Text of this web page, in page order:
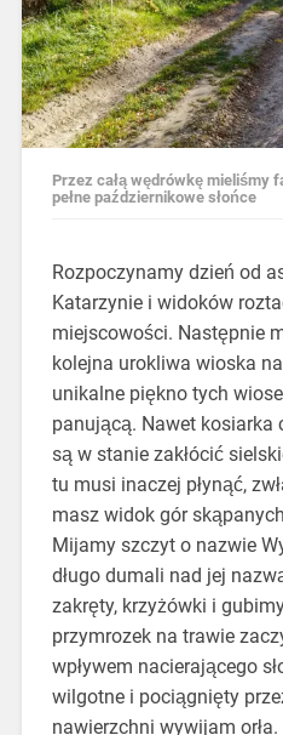
Przez całą wędrówkę mieliśmy
pełne październikowe słońce
Rozpoczynamy dzień od
Katarzynie i widoków
miejscowości. Następnie
kolejna urokliwa wioska
unikalne piękno tych
panującą. Nawet kosiarka
są w stanie zakłócić
tu musi inaczej płynąć,
masz widok gór
Mijamy szczyt o nazwie
długo dumali nad jej
zakręty, krzyżówki i
przymrozek na trawie
wpływem nacierającego
wilgotne i pociągnięty
nawierzchni wywijam